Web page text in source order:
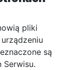
pliki
są